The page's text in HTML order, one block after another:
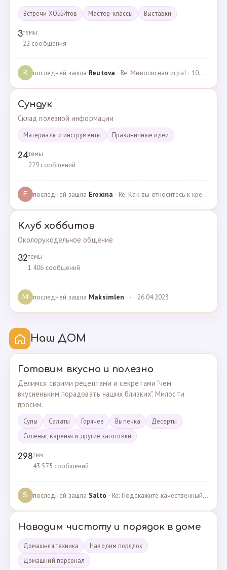
Встречи ХОББИтов Мастер-классы Выставки
3темы
22 сообщения
R последней зашла Reutova · Re: Живописная игра! · 10.12.2020
Сундук
Склад полезной информации
Материалы и инструменты Праздничные идеи
24темы
229 сообщений
E последней зашла Eroxina · Re: Как вы относитесь к кредитам? · 06.04.2025
Клуб хоббитов
Околорукодельное общение
32темы
1 406 сообщений
M последней зашла Maksimlen · - · 26.04.2023
Наш ДОМ
Готовим вкусно и полезно
Делимся своими рецептами и секретами "чем
вкусненьким порадовать наших близких". Милости
просим.
Супы Cалаты Горячее Выпечка
Десерты
Соленья, варенья и другие заготовки
298тем
43 575 сообщений
S последней зашла Salto · Re: Подскажите качественный и крепкий капсульный ко… · 01.09.2024
Наводим чистоту и порядок в доме
Домашняя техника
Наводим порядок
Домашний персонал